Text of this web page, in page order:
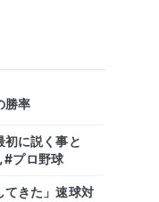
勝率
初に説く事と
#プロ野球
てきた」速球対